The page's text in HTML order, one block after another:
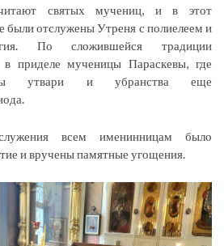
святых мучениц, и в этот
были отслужены Утреня с полиелеем и
По сложившейся традиции
приделе мученицы Параскевы, где
утвари и убранства еще
всем именинницам было
и вручены памятные угощения.